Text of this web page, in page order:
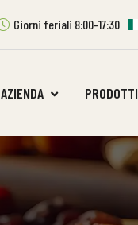
Giorni feriali 8:00-17:30
AZIENDA PRODOTTI